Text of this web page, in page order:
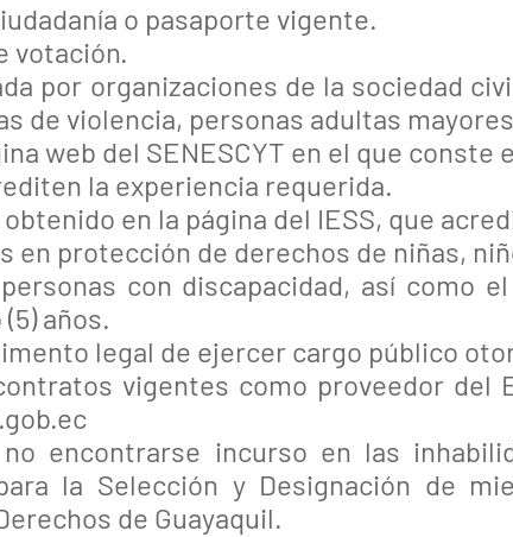
o pasaporte vigente.
votación.
por organizaciones de la sociedad
de violencia, personas adultas
web del SENESCYT en el que
la experiencia requerida.
en la página del IESS, que
en protección de derechos de niñas,
con discapacidad, así como
años.
legal de ejercer cargo público
vigentes como proveedor del
encontrarse incurso en las
la Selección y Designación de
de Guayaquil.